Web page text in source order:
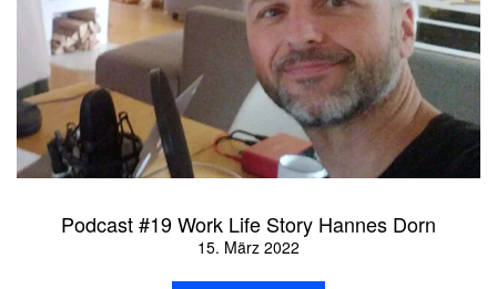
Podcast #19 Work Life Story Hannes Dorn
15. März 2022